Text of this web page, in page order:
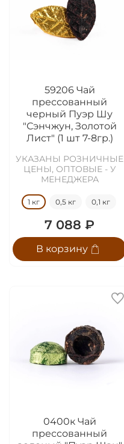
59206 Чай
прессованный
черный Пуэр Шу
"Сэнчжун, Золотой
Лист" (1 шт 7-8гр.)
УКАЗАНЫ РОЗНИЧНЫЕ
ЦЕНЫ, ОПТОВЫЕ - У
МЕНЕДЖЕРА
1 кг 0,5 кг 0,1 кг
7 088 ₽
В корзину
0400к Чай
прессованный